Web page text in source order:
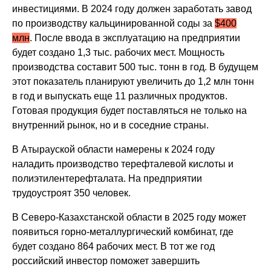
инвестициями. В 2024 году должен заработать завод
по производству кальцинированной соды за$400
млн. После ввода в эксплуатацию на предприятии
будет создано 1,3 тыс. рабочих мест. Мощность
производства составит 500 тыс. тонн в год. В будущем
этот показатель планируют увеличить до 1,2 млн тонн
в год и выпускать еще 11 различных продуктов.
Готовая продукция будет поставляться не только на
внутренний рынок, но и в соседние страны.
В Атырауской области намерены к 2024 году
наладить производство терефталевой кислоты и
полиэтилентерефталата. На предприятии
трудоустроят 350 человек.
В Северо-Казахстанской области в 2025 году может
появиться горно-металлургический комбинат, где
будет создано 864 рабочих мест. В тот же год
российский инвестор поможет завершить